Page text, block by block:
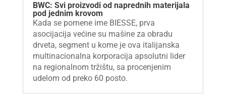
BWC: Svi proizvodi od naprednih materijala
pod jednim krovom
Kada se pomene ime BIESSE, prva
asocijacija većine su mašine za obradu
drveta, segment u kome je ova italijanska
multinacionalna korporacija apsolutni lider
na regionalnom tržištu, sa procenjenim
udelom od preko 60 posto.